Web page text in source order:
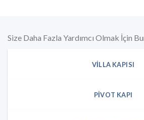
Size Daha Fazla Yardımcı Olmak İçin
VILLA KAPISI
PIVOT KAPI